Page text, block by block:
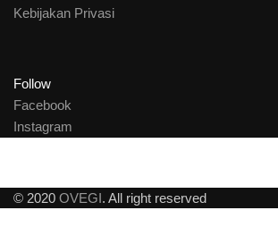
Kebijakan Privasi
Follow
Facebook
Instagram
© 2020 OVEGI. All right reserved